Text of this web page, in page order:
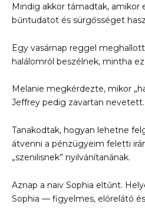
Mindig akkor támadtak, amikor
bűntudatot és sürgősséget
Egy vasárnap reggel
halálomról beszélnek, mintha
Melanie megkérdezte, mikor
Jeffrey pedig zavartan nevetett.
Tanakodtak, hogyan lehetne
átvenni a pénzügyeim feletti
„szenilisnek” nyilvánítanának.
Aznap a naiv Sophia eltűnt.
Sophia — figyelmes, előrelátó